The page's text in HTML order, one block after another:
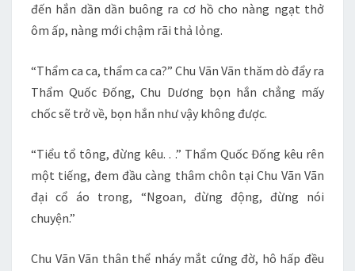
đến hắn dần dần buông ra cơ hồ cho nàng ngạt thở
ôm ấp, nàng mới chậm rãi thả lỏng.
“Thẩm ca ca, thẩm ca ca?” Chu Vãn Vãn thăm dò đẩy ra
Thẩm Quốc Đống, Chu Dương bọn hắn chẳng mấy
chốc sẽ trở về, bọn hắn như vậy không được.
“Tiểu tổ tông, đừng kêu. . .” Thẩm Quốc Đống kêu rên
một tiếng, đem đầu càng thâm chôn tại Chu Vãn Vãn
đại cổ áo trong, “Ngoan, đừng động, đừng nói
chuyện.”
Chu Vãn Vãn thân thể nháy mắt cứng đờ, hô hấp đều